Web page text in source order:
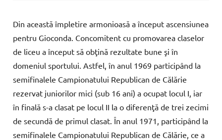
Dinaceastăîmpletirearmonioasăaînceputascensiunea
pentru Gioconda Concomitentcu promovareaclaselor
de liceu aînceputsăobţină rezultate buneşi în
domeniulsportului. Astfel, înanul 1969 participând la
semifinalele Campionatului Republicande Călărie
rezervat juniorilor mici (sub 16ani) aocupat locul I, iar
în finalăs-aclasat pe locul II laodiferenţăde treizecimi
desecundă de primulclasat. Înanul 1971, participând la
semifinalele Campionatului Republicande Călărie,cea